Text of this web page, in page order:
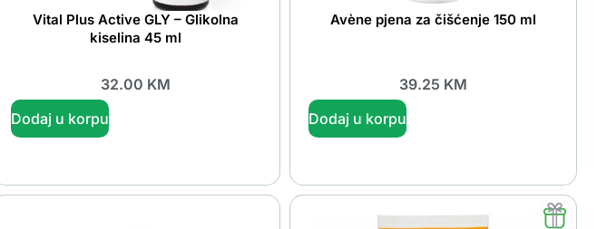
Vital Plus Active GLY – Glikolna
kiselina 45 ml
32.00 KM
Dodaj u korpu
Avène pjena za čišćenje 150 ml
39.25 KM
Dodaj u korpu